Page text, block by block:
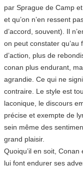
par Sprague de Camp
et qu’on n’en ressent
d’accord, souvent). Il
on peut constater qu’au
d’action, plus de
conan plus endurant,
agrandie. Ce qui ne
contraire. Le style est
laconique, le discours
précise et exempte de
sein même des
grand plaisir.
Quoiqu’il en soit,
lui font endurer ses